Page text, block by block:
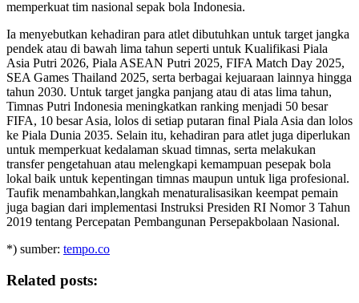
memperkuat tim nasional sepak bola Indonesia.
Ia menyebutkan kehadiran para atlet dibutuhkan untuk target jangka
pendek atau di bawah lima tahun seperti untuk Kualifikasi Piala
Asia Putri 2026, Piala ASEAN Putri 2025, FIFA Match Day 2025,
SEA Games Thailand 2025, serta berbagai kejuaraan lainnya hingga
tahun 2030. Untuk target jangka panjang atau di atas lima tahun,
Timnas Putri Indonesia meningkatkan ranking menjadi 50 besar
FIFA, 10 besar Asia, lolos di setiap putaran final Piala Asia dan lolos
ke Piala Dunia 2035. Selain itu, kehadiran para atlet juga diperlukan
untuk memperkuat kedalaman skuad timnas, serta melakukan
transfer pengetahuan atau melengkapi kemampuan pesepak bola
lokal baik untuk kepentingan timnas maupun untuk liga profesional.
Taufik menambahkan,langkah menaturalisasikan keempat pemain
juga bagian dari implementasi Instruksi Presiden RI Nomor 3 Tahun
2019 tentang Percepatan Pembangunan Persepakbolaan Nasional.
*) sumber: tempo.co
Related posts: